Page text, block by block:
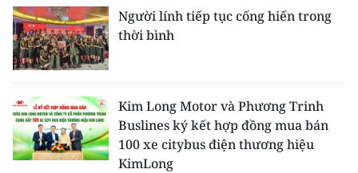
Người lính tiếp tục cống hiến trong
thời bình
Kim Long Motor và Phương Trinh
Buslines ký kết hợp đồng mua bán
100 xe citybus điện thương hiệu
KimLong